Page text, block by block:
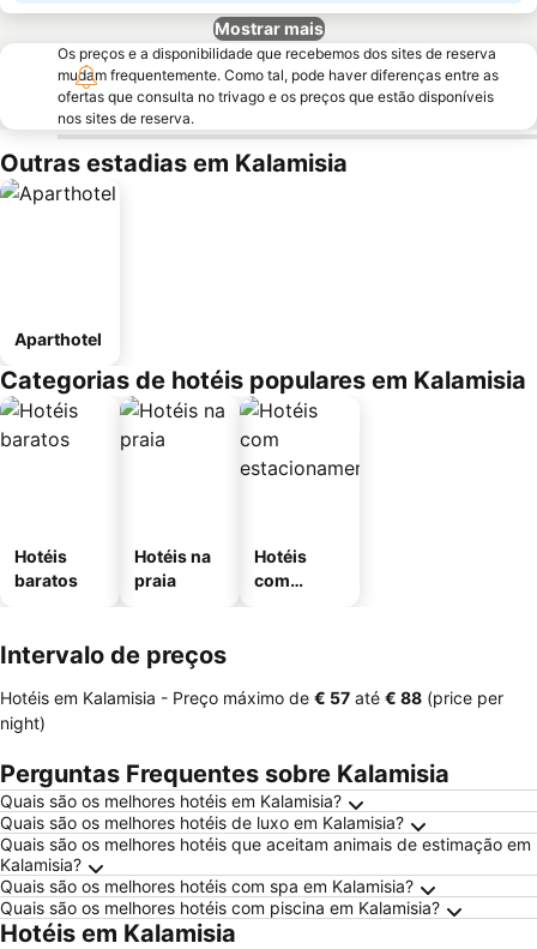
Mostrar mais
Os preços e a disponibilidade que recebemos dos sites de reserva
mudam frequentemente. Como tal, pode haver diferenças entre as
ofertas que consulta no trivago e os preços que estão disponíveis
nos sites de reserva.
Outras estadias em Kalamisia
Aparthotel
Categorias de hotéis populares em Kalamisia
Hotéis
baratos
Hotéis na
praia
Hotéis
com
Intervalo de preços
Hotéis em Kalamisia - Preço máximo de ‎€ 57 até ‎€ 88 (price per
night)
Perguntas Frequentes sobre Kalamisia
Quais são os melhores hotéis em Kalamisia?
Quais são os melhores hotéis de luxo em Kalamisia?
Quais são os melhores hotéis que aceitam animais de estimação em
Kalamisia?
Quais são os melhores hotéis com spa em Kalamisia?
Quais são os melhores hotéis com piscina em Kalamisia?
Hotéis em Kalamisia